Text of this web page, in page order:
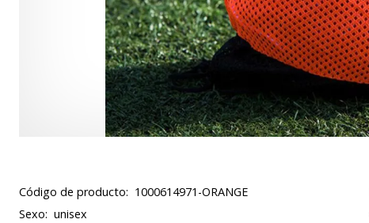
Código de producto: 1000614971-ORANGE
Sexo: unisex